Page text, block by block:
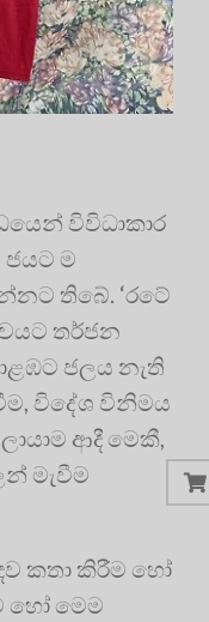
විවිධාකාර
ම
තිබේ. ‘රටේ
තර්ජන
ජලය නැති
විදේශ විනිමය
ආදී මෙකී,
මැවීම
කතා කිරීම හෝ
හෝ මෙම